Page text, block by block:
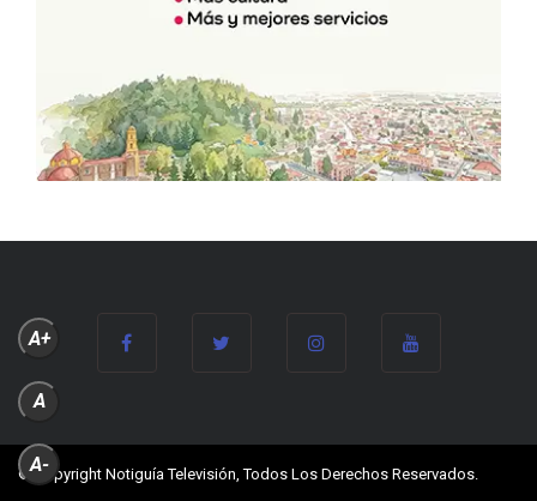
© Copyright Notiguía Televisión, Todos Los Derechos Reservados.
A+
A
A-